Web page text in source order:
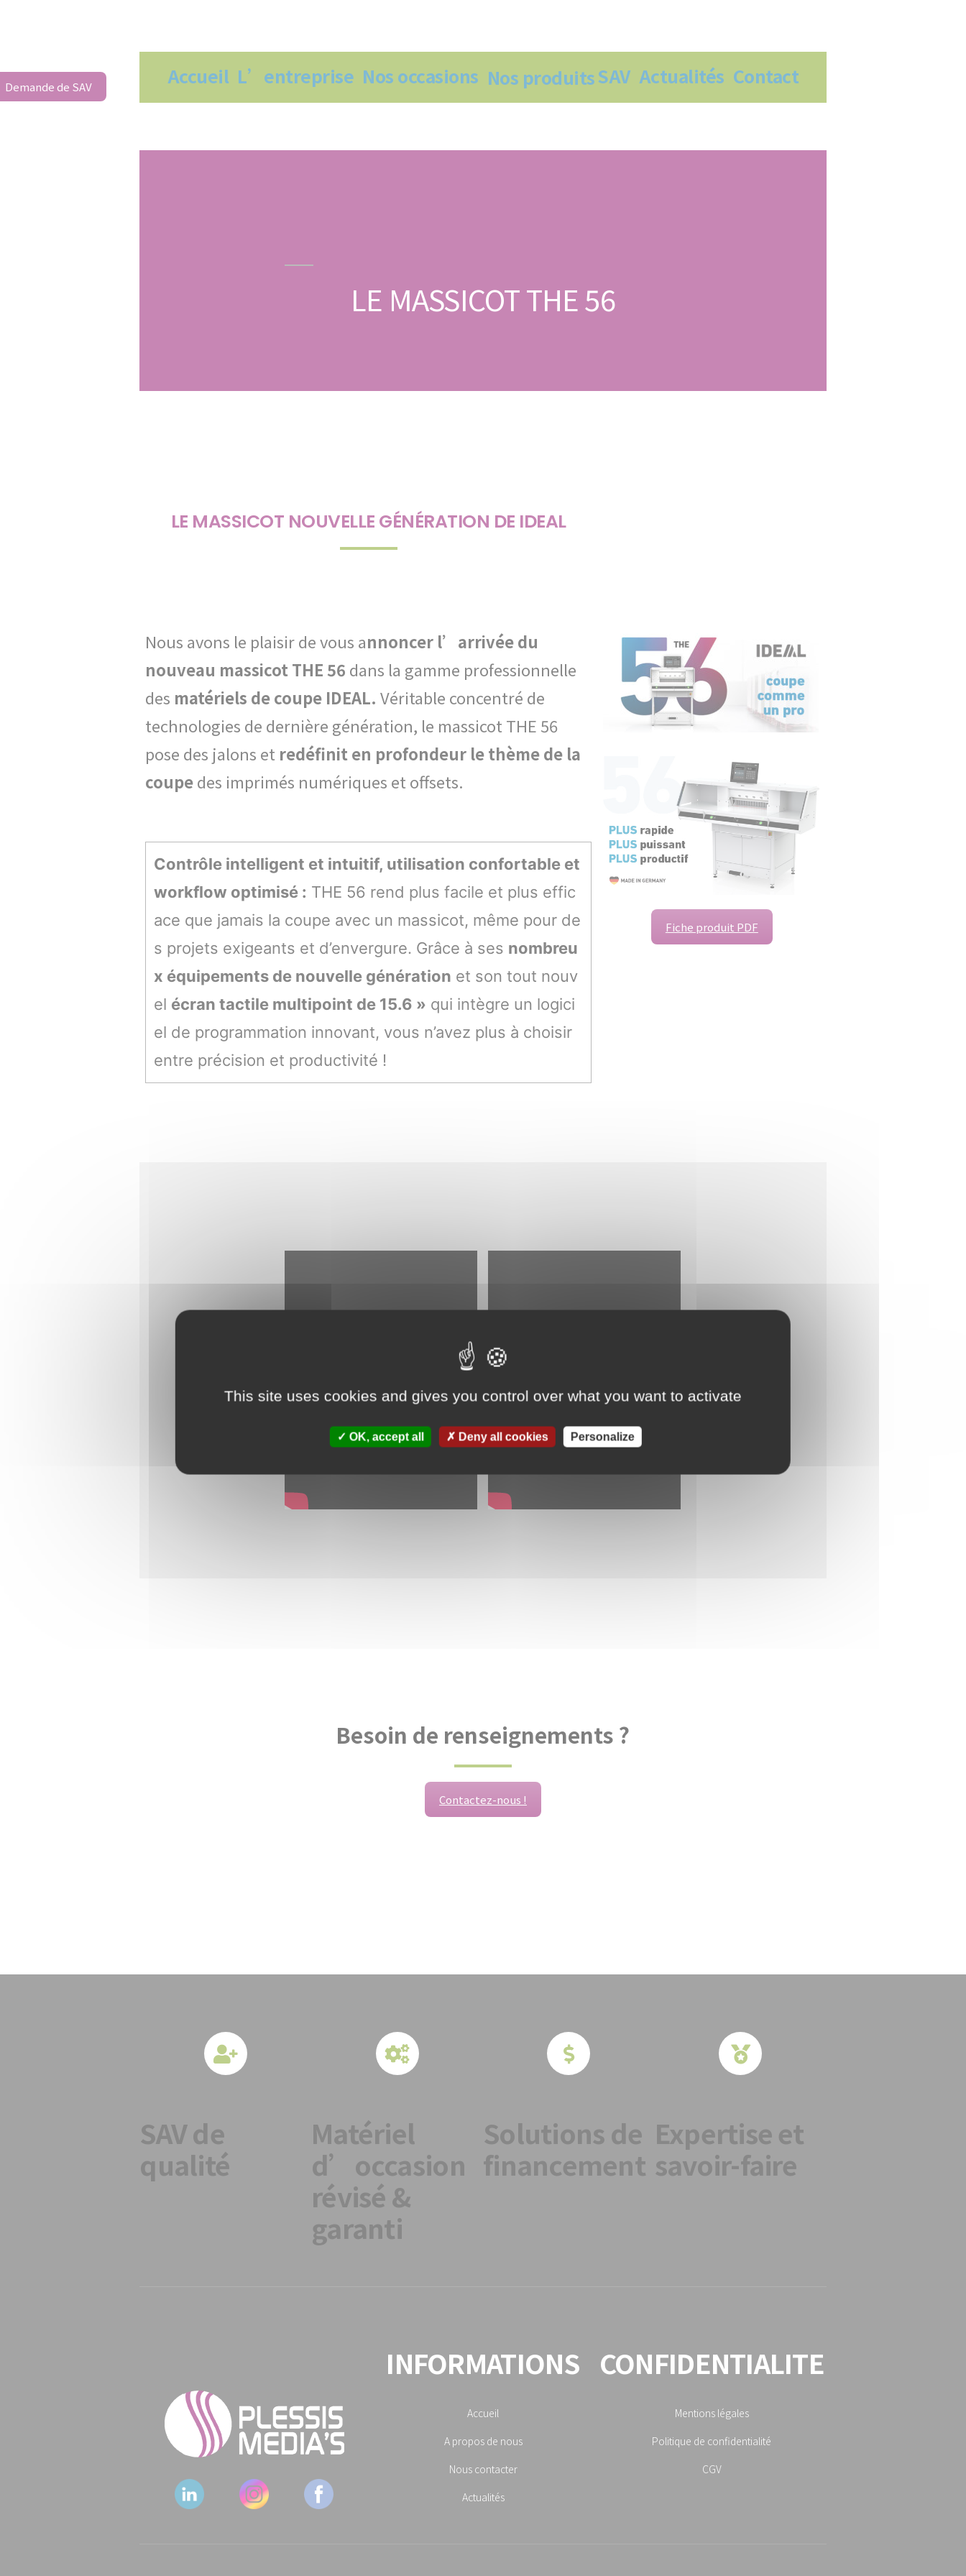
Demande de SAV Accueil L’entreprise Nos occasions Nos produitsSAV Actualités Contact
LE MASSICOT THE 56
LE MASSICOT NOUVELLE GÉNÉRATION DE IDEAL
Nous avons le plaisir de vous annoncer l’arrivée du
nouveau massicot THE 56 dans la gamme professionnelle
des matériels de coupe IDEAL. Véritable concentré de
technologies de dernière génération, le massicot THE 56
pose des jalons et redéfinit en profondeur le thème de la
coupedes imprimés numériques et offsets.
Contrôle intelligent et intuitif, utilisation confortable et
workflow optimisé : THE 56 rend plus facile et plus effic
ace que jamais la coupe avec un massicot, même pour de
s projets exigeants et d’envergure. Grâce à ses nombreu
x équipements de nouvelle génération et son tout nouv
el écran tactile multipoint de 15.6 » qui intègre un logici
el de programmation innovant, vous n’avez plus à choisir
entre précision et productivité !
Fiche produit PDF
Besoin de renseignements ?
Contactez-nous !
SAV de
qualité
Matériel
d’occasion
révisé &
garanti
Solutions de
financement
Expertise et
savoir-faire
INFORMATIONS
Accueil
A propos de nous
Nous contacter
Actualités
CONFIDENTIALITE
Mentions légales
Politique de confidentialité
CGV
This site uses cookies and gives you control over what you want to activate
OK, accept all Deny all cookies Personalize